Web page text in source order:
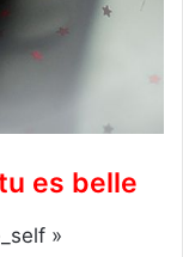
es belle
»